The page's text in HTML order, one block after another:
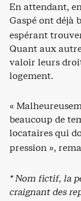
En attendant,
Gaspé ont déjà
espérant
Quant aux
valoir leurs
logement.
«
beaucoup de
locataires qui
pression »,
* Nom fictif, la
craignant des